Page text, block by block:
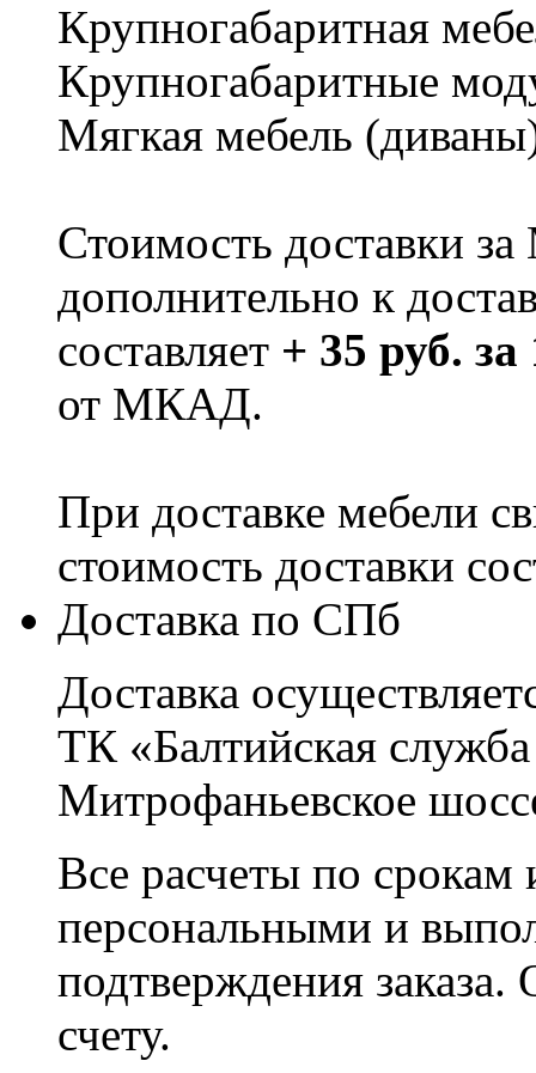
Крупногабаритная
Крупногабаритные
Мягкая мебель
Стоимость доставки
дополнительно к
составляет + 35 руб.
от МКАД.
При доставке мебели
стоимость доставки
Доставка по СПб
Доставка
ТК «Балтийская
Митрофаньевское
Все расчеты по срокам
персональными и
подтверждения заказа.
счету.